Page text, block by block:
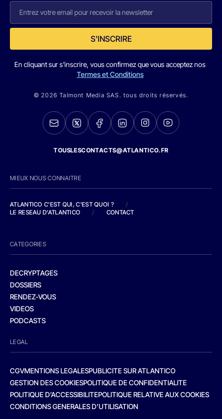
S'INSCRIRE
En cliquant sur s'inscrire, vous confirmez que vous acceptez nos
Termes et Conditions
© 2026 Talmont Media SAS. tous droits réservés.
TOUSLESCONTACTS@ATLANTICO.FR
MIEUX NOUS CONNAITRE
ATLANTICO C'EST QUI, C'EST QUOI ?
/
LE RESEAU D'ATLANTICO
/ CONTACT
CATEGORIES
DECRYPTAGES
DOSSIERS
RENDEZ-VOUS
VIDEOS
PODCASTS
LEGAL
CGVMENTIONS LEGALESPUBLICITE SUR ATLANTICO
GESTION DES COOKIESPOLITIQUE DE CONFIDENTIALITE
POLITIQUE D’ACCESSIBILITEPOLITIQUE RELATIVE AUX COOKIES
CONDITIONS GENERALES D’UTILISATION